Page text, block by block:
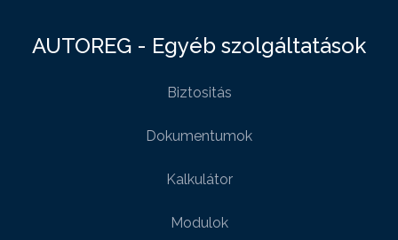
AUTOREG - Egyéb szolgáltatások
Biztositás
Dokumentumok
Kalkulátor
Modulok